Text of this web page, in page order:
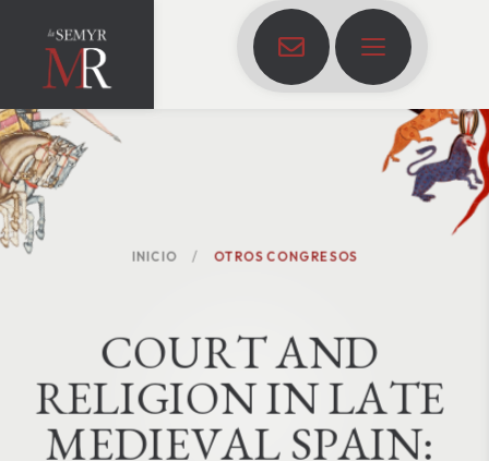
INICIO OTROS CONGRESOS
COURTAND
RELIGIONINLATE
MEDIEVALSPAIN: